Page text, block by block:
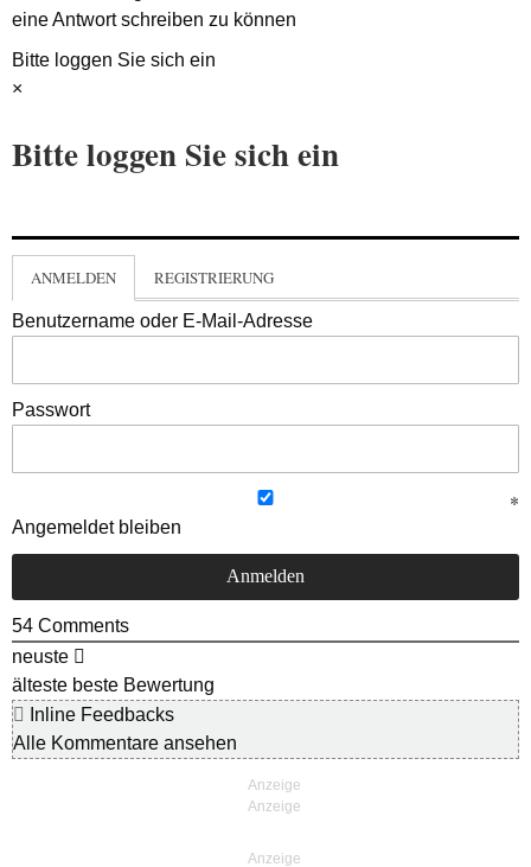
eine Antwort schreiben zu können
Bitte loggen Sie sich ein
×
Bitte loggen Sie sich ein
ANMELDEN REGISTRIERUNG
Benutzername oder E-Mail-Adresse
Passwort
Angemeldet bleiben
54 Comments
neuste
älteste beste Bewertung
Inline Feedbacks
Alle Kommentare ansehen
Anzeige